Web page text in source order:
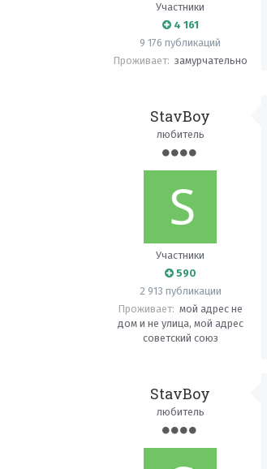
Участники
4 161
9 176 публикаций
Проживает: замурчательно
StavBoy
любитель
Участники
590
2 913 публикации
Проживает: мой адрес не
дом и не улица, мой адрес
советский союз
StavBoy
любитель